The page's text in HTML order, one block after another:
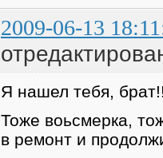
2009-06-13
Я нашел тебя,
Тоже воьсмерка,
в ремонт и